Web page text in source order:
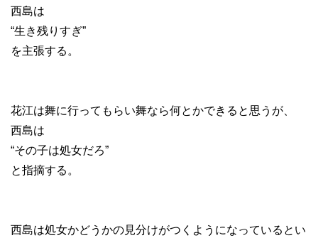
西島は
“生き残りすぎ”
を主張する。
花江は舞に行ってもらい舞なら何とかできると思うが、
西島は
“その子は処女だろ”
と指摘する。
西島は処女かどうかの見分けがつくようになっているとい